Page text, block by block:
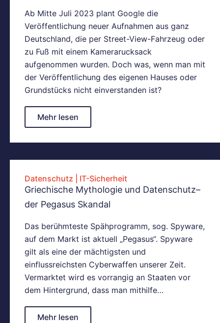
Ab Mitte Juli 2023 plant Google die
Veröffentlichung neuer Aufnahmen aus ganz
Deutschland, die per Street-View-Fahrzeug oder
zu Fuß mit einem Kamerarucksack
aufgenommen wurden. Doch was, wenn man mit
der Veröffentlichung des eigenen Hauses oder
Grundstücks nicht einverstanden ist?
Mehr lesen
Datenschutz IT-Sicherheit
Griechische Mythologie und Datenschutz–
der Pegasus Skandal
Das berühmteste Spähprogramm, sog. Spyware,
auf dem Markt ist aktuell „Pegasus“. Spyware
gilt als eine der mächtigsten und
einflussreichsten Cyberwaffen unserer Zeit.
Vermarktet wird es vorrangig an Staaten vor
dem Hintergrund, dass man mithilfe…
Mehr lesen